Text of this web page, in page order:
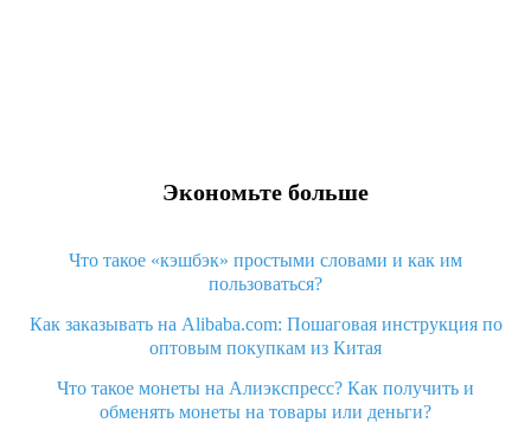
Экономьте больше
Что такое «кэшбэк» простыми словами и как им
пользоваться?
Как заказывать на Alibaba.com: Пошаговая инструкция по
оптовым покупкам из Китая
Что такое монеты на Алиэкспресс? Как получить и
обменять монеты на товары или деньги?